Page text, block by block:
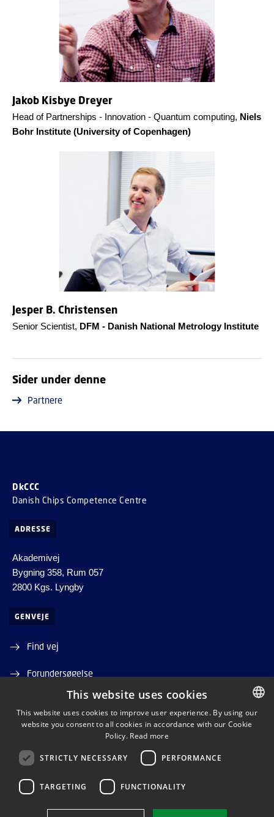
Jakob Kisbye Dreyer
Head of Partnerships - Innovation - Quantum computing, Niels
Bohr Institute (University of Copenhagen)
Jesper B. Christensen
Senior Scientist, DFM - Danish National Metrology Institute
Sider under denne
Partnere
DkCCC
Danish Chips Competence Centre
ADRESSE
Akademivej
Bygning 358, Rum 057
2800 Kgs. Lyngby
GENVEJE
Find vej
Forundersøgelse
LINKEDIN
Brug af personoplysninger
ENGLISH
This website uses cookies
This website uses cookies to improve user experience. By using our
website you consent to all cookies in accordance with our Cookie
Policy. Read more
STRICTLY NECESSARY PERFORMANCE
TARGETING FUNCTIONALITY